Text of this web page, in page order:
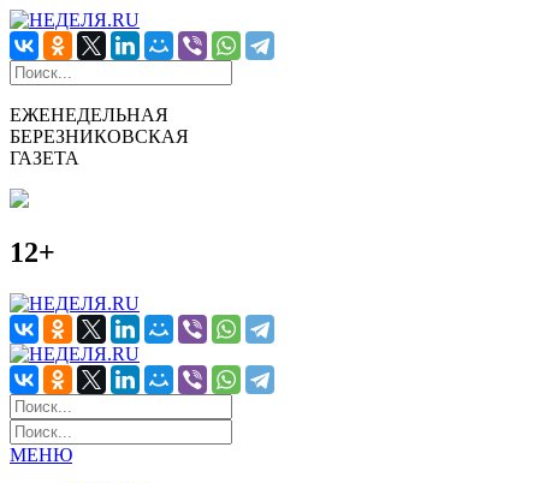
ЕЖЕНЕДЕЛЬНАЯ
БЕРЕЗНИКОВСКАЯ
ГАЗЕТА
12+
МЕНЮ